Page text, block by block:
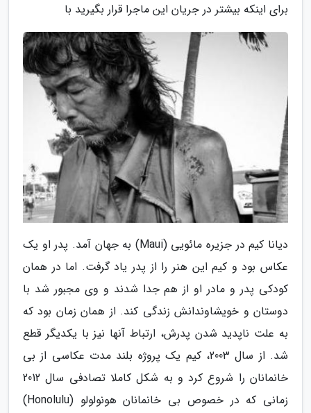
برای اینکه بیشتر در جریان این ماجرا قرار بگیرید با
دیانا کیم در جزیره مائویی (Maui) به جهان آمد. پدر او یک
عکاس بود و کیم این هنر را از پدر یاد گرفت. اما در همان
کودکی پدر و مادر او از هم جدا شدند و وی مجبور شد با
دوستان و خویشاوندانش زندگی کند. از همان زمان بود که
به علت ناپدید شدن پدرش، ارتباط آنها نیز با یکدیگر قطع
شد. از سال 2003، کیم یک پروژه بلند مدت عکاسی از بی
خانمانان را شروع کرد و به شکل کاملا تصادفی سال 2012
زمانی که در خصوص بی خانمانان هونولولو (Honolulu)